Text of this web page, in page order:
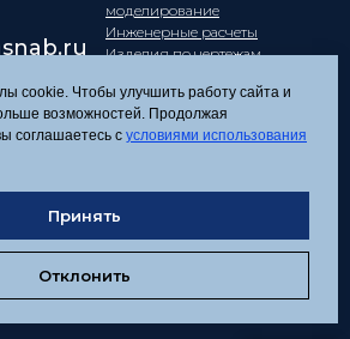
моделирование
Инженерные расчеты
Изделия по чертежам
Политика
Согласие на обработку
персональных данных
Соглашение об
cookie. Чтобы улучшить работу сайта и
возможностей. Продолжая
соглашаетесь с условиями использования
Принять
Отклонить